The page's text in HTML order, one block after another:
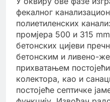
фекалног
полиетиленских
промјера 500 и 315
бетонских цијеви
бетонским и ливено-
прихватањем
колектора, као и
постојеће септичке